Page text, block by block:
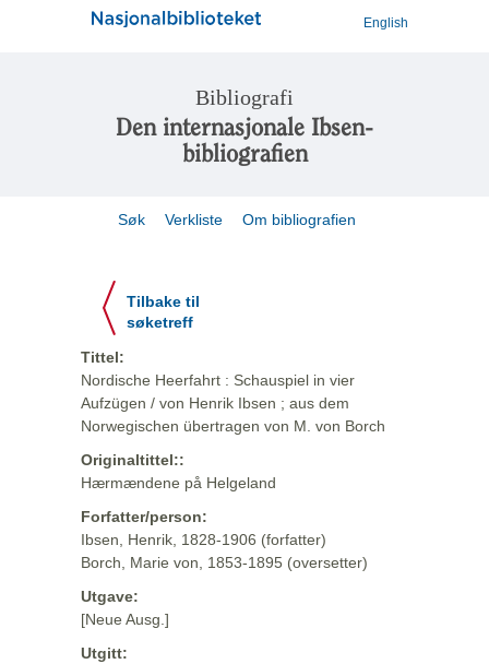
English
Bibliografi
Den internasjonale Ibsen-
bibliografien
Søk Verkliste Om bibliografien
Tilbake til
søketreff
Tittel:
Nordische Heerfahrt : Schauspiel in vier
Aufzügen / von Henrik Ibsen ; aus dem
Norwegischen übertragen von M. von Borch
Originaltittel::
Hærmændene på Helgeland
Forfatter/person:
Ibsen, Henrik, 1828-1906 (forfatter)
Borch, Marie von, 1853-1895 (oversetter)
Utgave:
[Neue Ausg.]
Utgitt: